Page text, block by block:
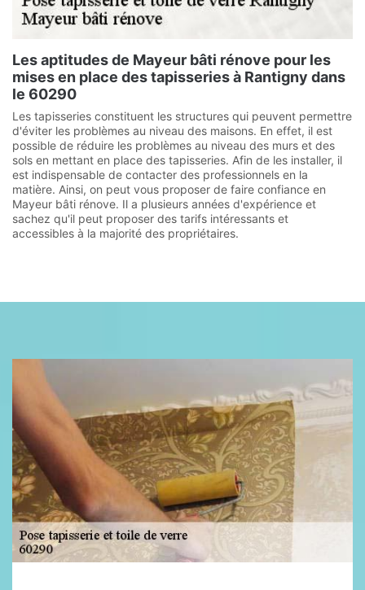
Les aptitudes de Mayeur bâti rénove pour les
mises en place des tapisseries à Rantigny dans
le 60290
Les tapisseries constituent les structures qui peuvent permettre
d'éviter les problèmes au niveau des maisons. En effet, il est
possible de réduire les problèmes au niveau des murs et des
sols en mettant en place des tapisseries. Afin de les installer, il
est indispensable de contacter des professionnels en la
matière. Ainsi, on peut vous proposer de faire confiance en
Mayeur bâti rénove. Il a plusieurs années d'expérience et
sachez qu'il peut proposer des tarifs intéressants et
accessibles à la majorité des propriétaires.